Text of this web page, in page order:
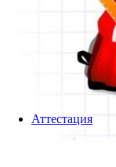
Аттестация